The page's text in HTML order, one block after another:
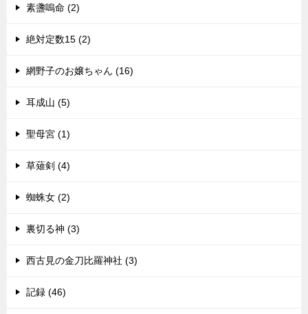
素盞嗚命 (2)
絶対定数15 (2)
網野子のお嬢ちゃん (16)
耳成山 (5)
聖母宮 (1)
草薙剣 (4)
蜘蛛女 (2)
裏切る神 (3)
西古見の金刀比羅神社 (3)
記録 (46)